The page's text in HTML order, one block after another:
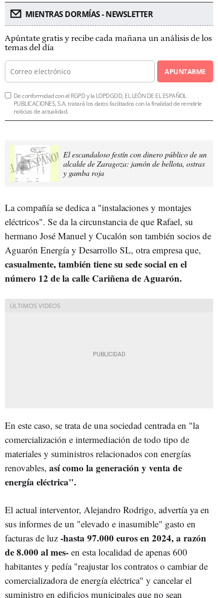
MIENTRAS DORMÍAS - NEWSLETTER
Apúntate gratis y recibe cada mañana un análisis de los
temas del día
APUNTARME
De conformidad con el RGPD y la LOPDGDD, EL LEÓN DE EL ESPAÑOL
PUBLICACIONES, S.A. tratará los datos facilitados con la finalidad de remitirle
noticias de actualidad.
El escandaloso festín con dinero público de un
alcalde de Zaragoza: jamón de bellota, ostras
y gamba roja
La compañía se dedica a "instalaciones y montajes
eléctricos". Se da la circunstancia de que Rafael, su
hermano José Manuel y Cucalón son también socios de
Aguarón Energía y Desarrollo SL, otra empresa que,
casualmente, también tiene su sede social en el
número 12 de la calle Cariñena de Aguarón.
En este caso, se trata de una sociedad centrada en "la
comercialización e intermediación de todo tipo de
materiales y suministros relacionados con energías
renovables, así como la generación y venta de
energía eléctrica".
El actual interventor, Alejandro Rodrigo, advertía ya en
sus informes de un "elevado e inasumible" gasto en
facturas de luz -hasta 97.000 euros en 2024, a razón
de 8.000 al mes- en esta localidad de apenas 600
habitantes y pedía "reajustar los contratos o cambiar de
comercializadora de energía eléctrica" y cancelar el
suministro en edificios municipales que no sean